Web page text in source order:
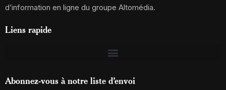
d’information en ligne du groupe Altomédia.
Liens rapide
Abonnez-vous à notre liste d’envoi